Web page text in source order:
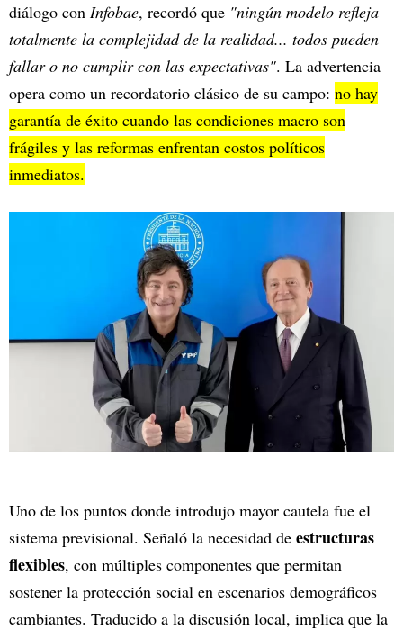
diálogo con Infobae, recordó que "ningún modelo refleja
totalmente la complejidad de la realidad... todos pueden
fallar o no cumplir con las expectativas". La advertencia
opera como un recordatorio clásico de su campo: no hay
garantía de éxito cuando las condiciones macro son
frágiles y las reformas enfrentan costos políticos
inmediatos.
Uno de los puntos donde introdujo mayor cautela fue el
sistema previsional. Señaló la necesidad de estructuras
flexibles, con múltiples componentes que permitan
sostener la protección social en escenarios demográficos
cambiantes. Traducido a la discusión local, implica que la